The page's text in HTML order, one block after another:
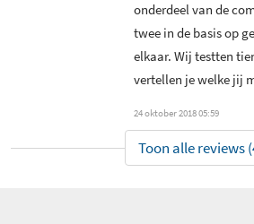
onderdeel van de
twee in de basis op
elkaar. Wij testten
vertellen je welke jij
24 oktober 2018 05:59
Toon alle reviews